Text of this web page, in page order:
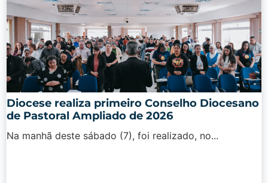
Diocese realiza primeiro Conselho Diocesano
de Pastoral Ampliado de 2026
Na manhã deste sábado (7), foi realizado, no...